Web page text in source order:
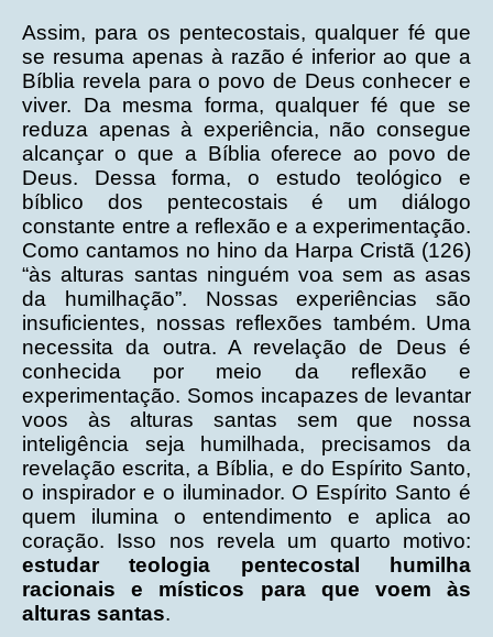
Assim, para os pentecostais, qualquer fé que
se resuma apenas à razão é inferior ao que a
Bíblia revela para o povo de Deus conhecer e
viver. Da mesma forma, qualquer fé que se
reduza apenas à experiência, não consegue
alcançar o que a Bíblia oferece ao povo de
Deus. Dessa forma, o estudo teológico e
bíblico dos pentecostais é um diálogo
constante entre a reflexão e a experimentação.
Como cantamos no hino da Harpa Cristã (126)
“às alturas santas ninguém voa sem as asas
da humilhação”. Nossas experiências são
insuficientes, nossas reflexões também. Uma
necessita da outra. A revelação de Deus é
conhecida por meio da reflexão e
experimentação. Somos incapazes de levantar
voos às alturas santas sem que nossa
inteligência seja humilhada, precisamos da
revelação escrita, a Bíblia, e do Espírito Santo,
o inspirador e o iluminador. O Espírito Santo é
quem ilumina o entendimento e aplica ao
coração. Isso nos revela um quarto motivo:
estudar teologia pentecostal humilha
racionais e místicos para que voem às
alturas santas.